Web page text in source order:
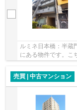
ルミネ日本橋：半蔵
にある物件です。こ
売買 | 中古マンション